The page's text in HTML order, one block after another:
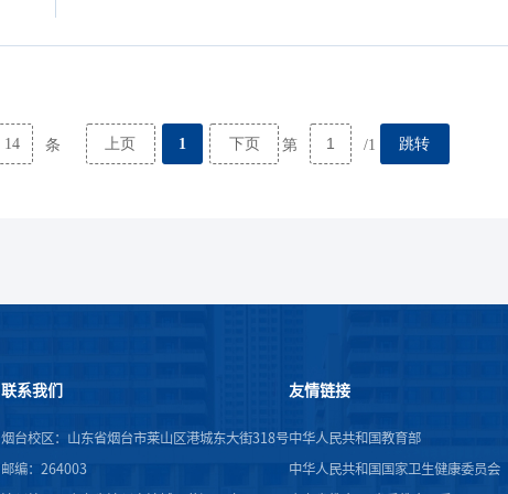
14 条 上页 1 下页 第 /1 跳转
联系我们
烟台校区：山东省烟台市莱山区港城东大街318号
邮编：264003
友情链接
中华人民共和国教育部
中华人民共和国国家卫生健康委员会